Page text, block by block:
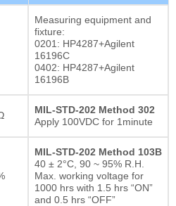
Measuring equipment and
fixture:
0201: HP4287+Agilent
16196C
0402: HP4287+Agilent
16196B
MIL-STD-202 Method 302
Apply 100VDC for 1minute
MIL-STD-202 Method 103B
40 ± 2°C, 90 ~ 95% R.H.
Max. working voltage for
1000 hrs with 1.5 hrs “ON”
and 0.5 hrs “OFF”